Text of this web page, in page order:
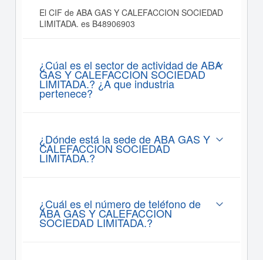
El CIF de ABA GAS Y CALEFACCION SOCIEDAD
LIMITADA. es B48906903
¿Cúal es el sector de actividad de ABA
GAS Y CALEFACCION SOCIEDAD
LIMITADA.? ¿A que industria
pertenece?
¿Dónde está la sede de ABA GAS Y
CALEFACCION SOCIEDAD
LIMITADA.?
¿Cuál es el número de teléfono de
ABA GAS Y CALEFACCION
SOCIEDAD LIMITADA.?